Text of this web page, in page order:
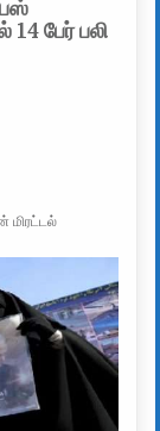
14 பேர் பலி
மிரட்டல்